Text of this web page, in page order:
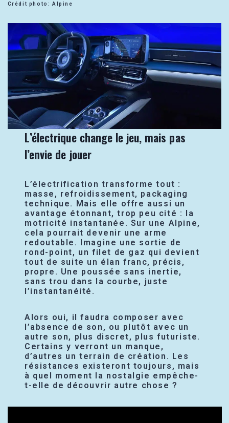
Crédit photo: Alpine
L’électrique change le jeu, mais pas
l’envie de jouer
L’électrification transforme tout :
masse, refroidissement, packaging
technique. Mais elle offre aussi un
avantage étonnant, trop peu cité : la
motricité instantanée. Sur une Alpine,
cela pourrait devenir une arme
redoutable. Imagine une sortie de
rond-point, un filet de gaz qui devient
tout de suite un élan franc, précis,
propre. Une poussée sans inertie,
sans trou dans la courbe, juste
l’instantanéité.
Alors oui, il faudra composer avec
l’absence de son, ou plutôt avec un
autre son, plus discret, plus futuriste.
Certains y verront un manque,
d’autres un terrain de création. Les
résistances existeront toujours, mais
à quel moment la nostalgie empêche-
t-elle de découvrir autre chose ?